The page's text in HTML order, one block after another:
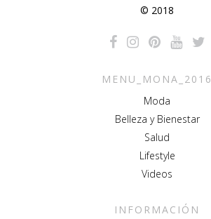
© 2018
MENU_MONA_2016
Moda
Belleza y Bienestar
Salud
Lifestyle
Videos
INFORMACIÓN